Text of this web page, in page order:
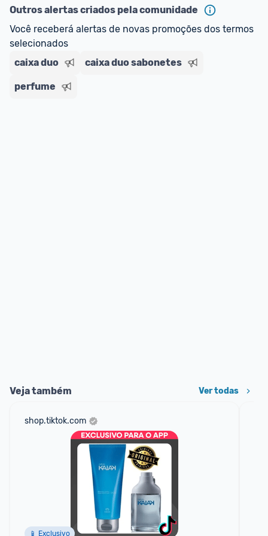
ou MercadoLíder Platinum.
E lembre-se: você sempre pode contar ajuda da
comunidade para tirar dúvidas ou acionar os
nossos Admins marcando @admin em um
Outros alertas criados pela comunidade
Você receberá alertas de novas promoções dos termos
selecionados
caixa duo
caixa duo sabonetes
perfume
Veja também Ver todas
shop.tiktok.com
📱 Exclusivo